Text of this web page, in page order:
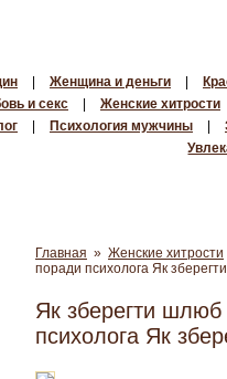
Женщина и деньги
и секс
Женские хитрости
Психология мужчины
Главная » Женские хитрости
поради психолога Як
Як зберегти шлюб
психолога Як